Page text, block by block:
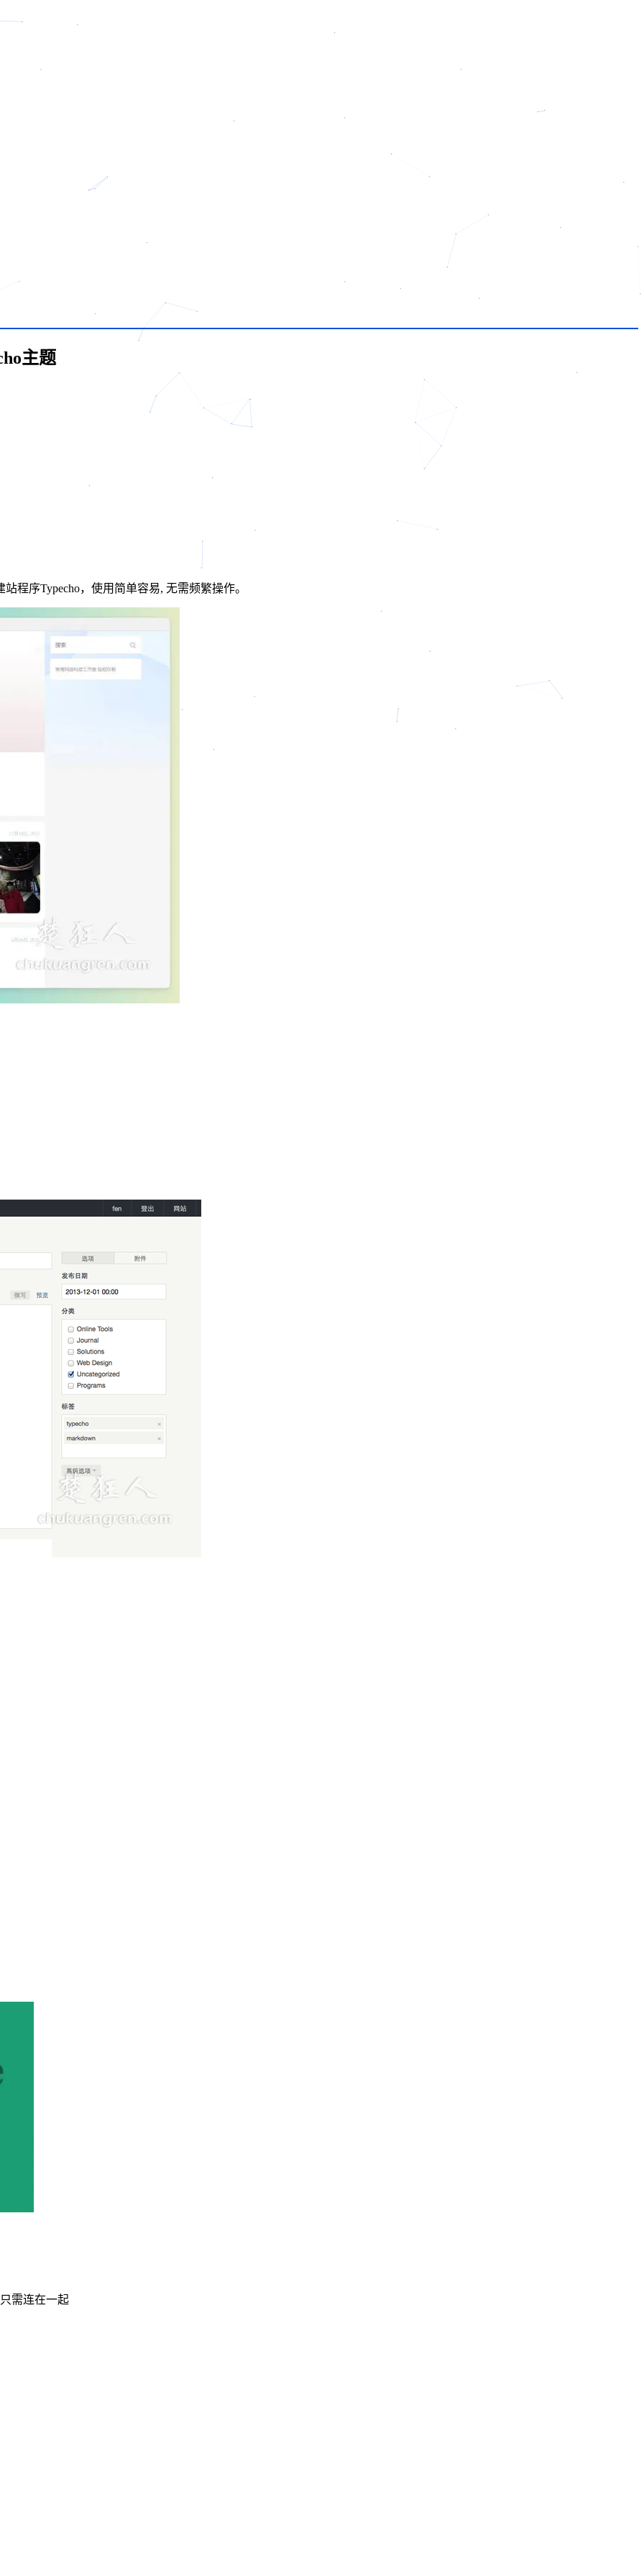
主题
程序Typecho，使用简单容易, 无需频繁操作。
需连在一起